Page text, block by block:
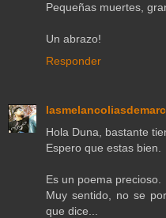
Pequeñas muertes,
Un abrazo!
Responder
Hola Duna, bastante
Espero que estas bien.
Es un poema precioso.
Muy sentido, no se
que dice...